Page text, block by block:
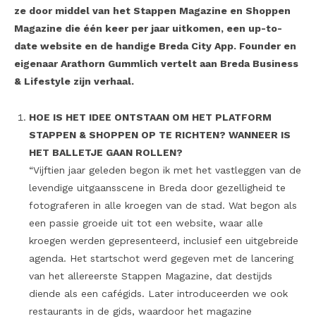
ze door middel van het Stappen Magazine en Shoppen
Magazine die één keer per jaar uitkomen, een up-to-
date website en de handige Breda City App. Founder en
eigenaar Arathorn Gummlich vertelt aan Breda Business
& Lifestyle zijn verhaal.
HOE IS HET IDEE ONTSTAAN OM HET PLATFORM
STAPPEN & SHOPPEN OP TE RICHTEN? WANNEER IS
HET BALLETJE GAAN ROLLEN?
“Vijftien jaar geleden begon ik met het vastleggen van de
levendige uitgaansscene in Breda door gezelligheid te
fotograferen in alle kroegen van de stad. Wat begon als
een passie groeide uit tot een website, waar alle
kroegen werden gepresenteerd, inclusief een uitgebreide
agenda. Het startschot werd gegeven met de lancering
van het allereerste Stappen Magazine, dat destijds
diende als een cafégids. Later introduceerden we ook
restaurants in de gids, waardoor het magazine